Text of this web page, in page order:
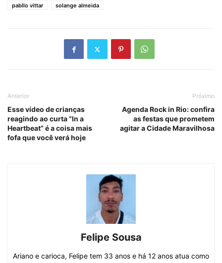
pabllo vittar
solange almeida
Anterior
Esse vídeo de crianças
reagindo ao curta “In a
Heartbeat” é a coisa mais
fofa que você verá hoje
Próximo
Agenda Rock in Rio: confira
as festas que prometem
agitar a Cidade Maravilhosa
Felipe Sousa
Ariano e carioca, Felipe tem 33 anos e há 12 anos atua como